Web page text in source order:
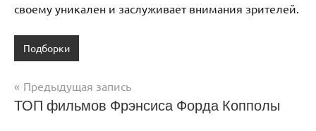
своему уникален и заслуживает внимания зрителей.
Подборки
Навигация
по
Предыдущая запись
ТОП фильмов Фрэнсиса Форда Копполы